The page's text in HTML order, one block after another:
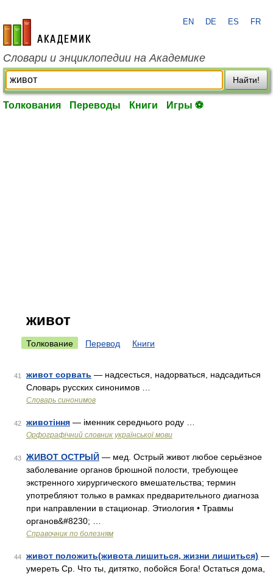
academic.ru
EN DE ES FR
Словари и энциклопедии на Академике
Найти!
Толкования Переводы Книги Игры ⚽
живот
Толкование Перевод Книги
41 живот сорвать — надсесться, надорваться, надсадиться
Словарь русских синонимов …
Словарь синонимов
42 животіння — іменник середнього роду …
Орфографічний словник української мови
43 ЖИВОТ ОСТРЫЙ — мед. Острый живот любое серьёзное
заболевание органов брюшной полости, требующее
экстренного хирургического вмешательства; термин
употребляют только в рамках предварительного диагноза
при направлении в стационар. Этиология • Травмы
органов&#8230; …
Справочник по болезням
44 живот положить(живота лишиться, жизни лишиться) —
умереть Ср. Что ты, дитятко, побойся Бога! Остаться дома,